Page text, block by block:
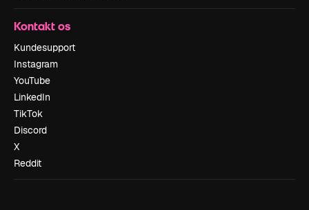
Kontakt os
Kundesupport
Instagram
YouTube
LinkedIn
TikTok
Discord
X
Reddit